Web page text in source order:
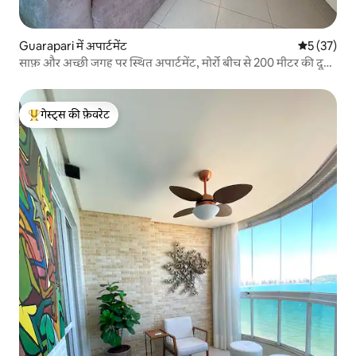
Guarapari में अपार्टमेंट औसत रेटिंग
5 (37)
साफ़ और अच्छी जगह पर स्थित अपार्टमेंट, मोर्रो बीच से 200 मीटर की दूरी
गेस्ट्स का टॉप फ़ेवरेट
गेस्ट्स की फ़ेवरेट